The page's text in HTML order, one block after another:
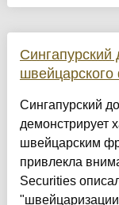
Сингапурский
Сингапурский
демонстрирует
швейцарским
привлекла
Securities